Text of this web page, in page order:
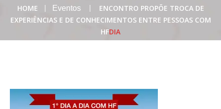
HOME Eventos
ENCONTRO PROPÕE TROCA DE
EXPERIÊNCIAS E DE CONHECIMENTOS ENTRE PESSOAS COM
HFDIA